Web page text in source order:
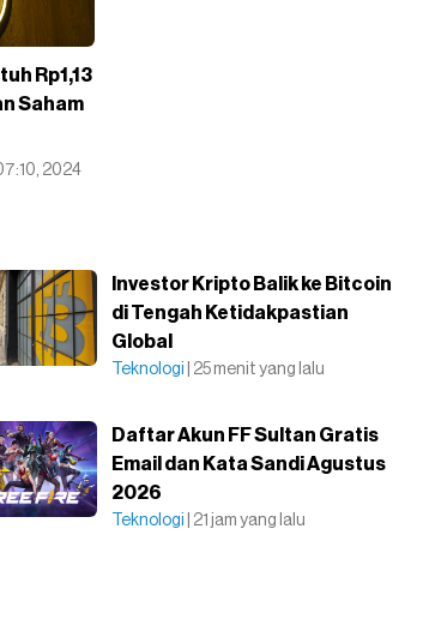
Rp1,13
Saham
2024
Investor Kripto Balik ke Bitcoin
di Tengah Ketidakpastian
Global
Teknologi | 25 menit yang lalu
Daftar Akun FF Sultan Gratis
Email dan Kata Sandi Agustus
2026
Teknologi | 21 jam yang lalu